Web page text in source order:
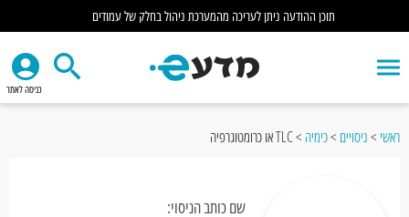
תוכן ההודעה ניתן לעריכה מהמערכת ניהול בחלק של עמודים
כניסה לאתר
ראשי >ניסויים >כימיה >TLC או כרומטוגרפיה
שם כותב הניסוי: